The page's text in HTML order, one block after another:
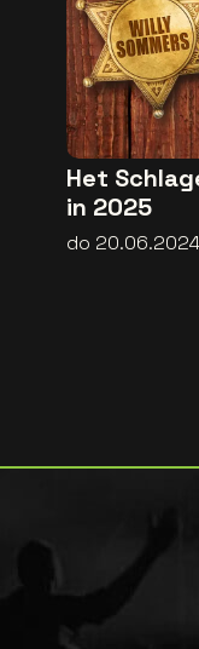
Het
in 2025
do 20.06.2024